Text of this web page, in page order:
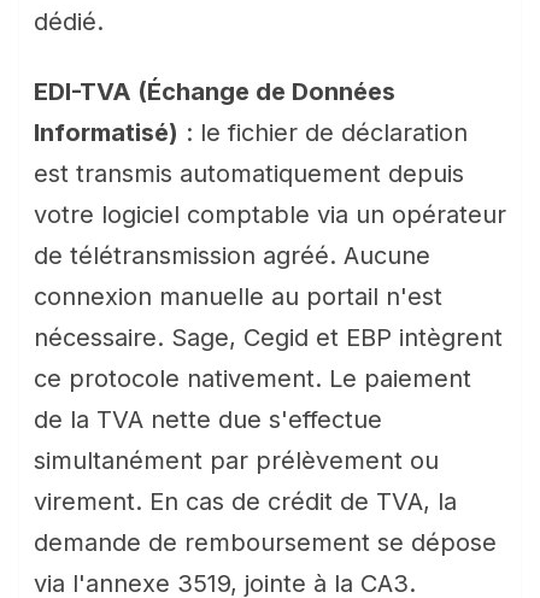
dédié.
EDI-TVA (Échange de Données
Informatisé) : le fichier de déclaration
est transmis automatiquement depuis
votre logiciel comptable via un opérateur
de télétransmission agréé. Aucune
connexion manuelle au portail n'est
nécessaire. Sage, Cegid et EBP intègrent
ce protocole nativement. Le paiement
de la TVA nette due s'effectue
simultanément par prélèvement ou
virement. En cas de crédit de TVA, la
demande de remboursement se dépose
via l'annexe 3519, jointe à la CA3.